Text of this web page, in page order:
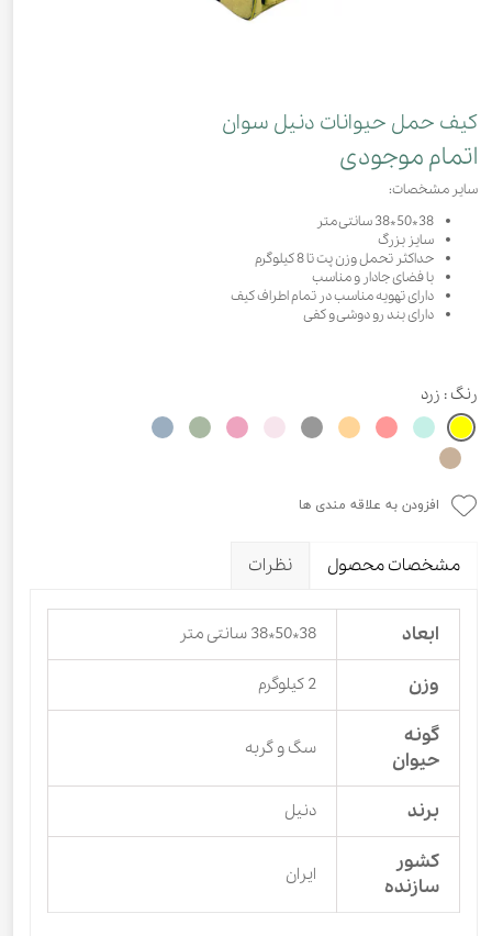
کیف حمل حیوانات دنیل سوان
اتمام موجودی
سایر مشخصات:
38*50*38 سانتی متر
سایز بزرگ
حداکثر تحمل وزن پت تا 8 کیلوگرم
با فضای جادار و مناسب
دارای تهویه مناسب در تمام اطراف کیف
دارای بند رو دوشی و کفی
رنگ : زرد
افزودن به علاقه مندی ها
مشخصات محصول نظرات
ابعاد 38*50*38 سانتی متر
وزن 2 کیلوگرم
گونه
حیوان
سگ و گربه
برند دنیل
کشور
سازنده
ایران